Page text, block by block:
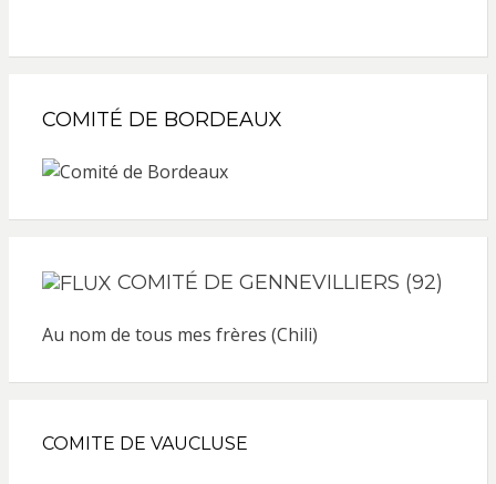
COMITÉ DE BORDEAUX
COMITÉ DE GENNEVILLIERS (92)
Au nom de tous mes frères (Chili)
COMITE DE VAUCLUSE